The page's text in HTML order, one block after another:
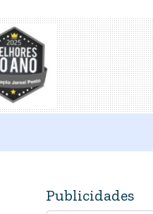
Publicidades